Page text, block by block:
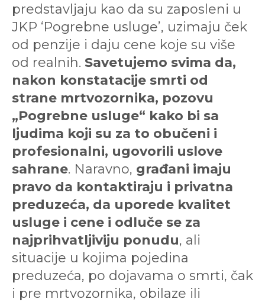
predstavljaju kao da su zaposleni u
JKP ‘Pogrebne usluge’, uzimaju ček
od penzije i daju cene koje su više
od realnih. Savetujemo svima da,
nakon konstatacije smrti od
strane mrtvozornika, pozovu
„Pogrebne usluge“ kako bi sa
ljudima koji su za to obučeni i
profesionalni, ugovorili uslove
sahrane. Naravno, građani imaju
pravo da kontaktiraju i privatna
preduzeća, da uporede kvalitet
usluge i cene i odluče se za
najprihvatljiviju ponudu, ali
situacije u kojima pojedina
preduzeća, po dojavama o smrti, čak
i pre mrtvozornika, obilaze ili